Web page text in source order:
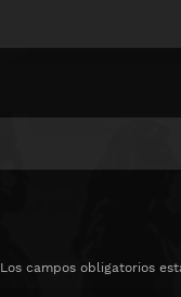
Los campos obligatorios